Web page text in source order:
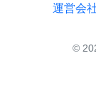
運営会
©